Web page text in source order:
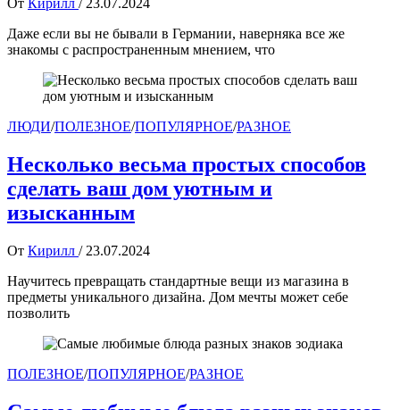
От Кирилл / 23.07.2024
Даже если вы не бывали в Германии, наверняка все же
знакомы с распространенным мнением, что
ЛЮДИ/ПОЛЕЗНОЕ/ПОПУЛЯРНОЕ/РАЗНОЕ
Несколько весьма простых способов
сделать ваш дом уютным и
изысканным
От Кирилл / 23.07.2024
Научитесь превращать стандартные вещи из магазина в
предметы уникального дизайна. Дом мечты может себе
позволить
ПОЛЕЗНОЕ/ПОПУЛЯРНОЕ/РАЗНОЕ